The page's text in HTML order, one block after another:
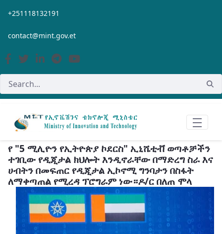
Skip to Main Content
+251118132191
contact@mint.gov.et
የ "5 ሚሊዮን የኢትዮጵያ ኮደርስ" ኢኒሼቲቭ ወጣቶቻችን
ተገቢው የዲጂታል ክህሎት እንዲኖራቸው በማድረግ ስራ እና
ሀብትን በመፍጠር የዲጂታል ኢኮኖሚ ግንባታን በስፋት
ለማቀጣጠል የሚረዳ ፕሮግራም ነው።ዶ/ር በለጠ ሞላ